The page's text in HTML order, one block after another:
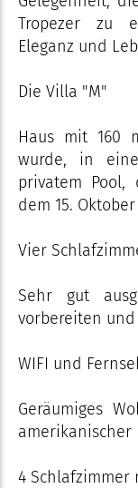
Tropezer zu
Eleganz und
Die Villa "M"
Haus mit 160
wurde, in
privatem
dem 15.
Vier
Sehr gut
vorbereiten
WIFI und
Geräumiges
amerikanischer
4 Schlafzimmer